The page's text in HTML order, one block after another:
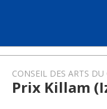
CONSEIL DES ARTS
Prix Killam